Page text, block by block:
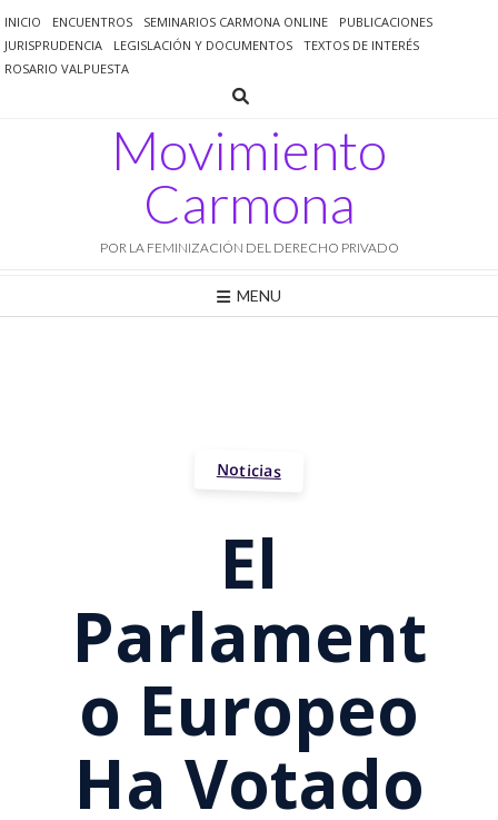
al
contenido
INICIO ENCUENTROS SEMINARIOS CARMONA ONLINE
PUBLICACIONES
JURISPRUDENCIA
LEGISLACIÓN Y DOCUMENTOS
TEXTOS DE INTERÉS
ROSARIO VALPUESTA
Movimiento
Carmona
POR LA FEMINIZACIÓN DEL DERECHO PRIVADO
MENU
Noticias
El
Parlament
O Europeo
Ha Votado